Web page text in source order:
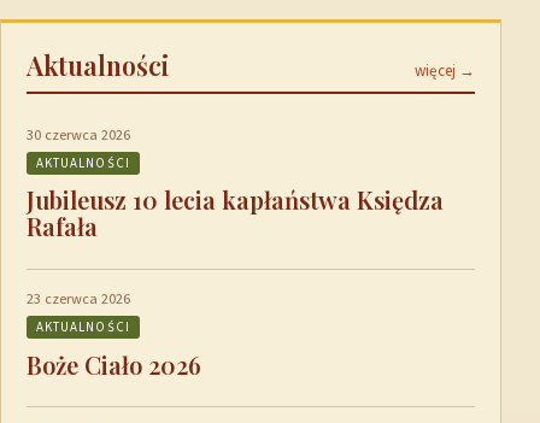
Aktualności więcej →
30 czerwca 2026
AKTUALNOŚCI
Jubileusz 10 lecia kapłaństwa Księdza
Rafała
23 czerwca 2026
AKTUALNOŚCI
Boże Ciało 2026